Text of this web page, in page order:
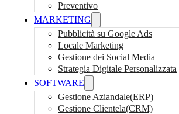
Preventivo
MARKETING
Pubblicità su Google Ads
Locale Marketing
Gestione dei Social Media
Strategia Digitale Personalizzata
SOFTWARE
Gestione Aziandale(ERP)
Gestione Clientela(CRM)